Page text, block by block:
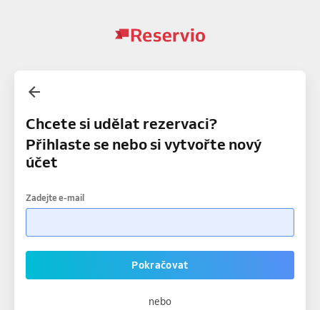
Chcete si udělat rezervaci?
Přihlaste se nebo si vytvořte nový
účet
Zadejte e-mail
Pokračovat
nebo